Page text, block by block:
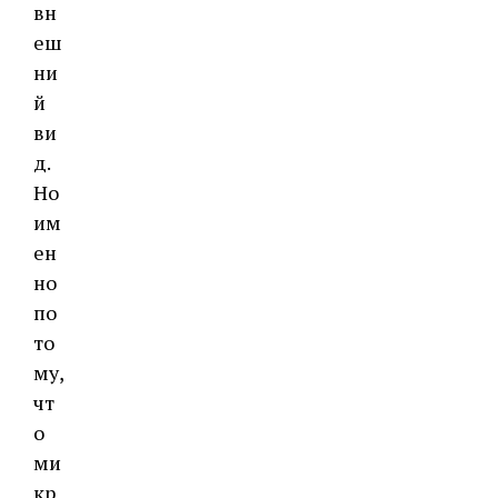
вн
еш
ни
й
ви
д.
Но
им
ен
но
по
то
му,
чт
о
ми
кр